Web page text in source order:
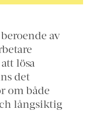
av
lösa
det
om både
långsiktig